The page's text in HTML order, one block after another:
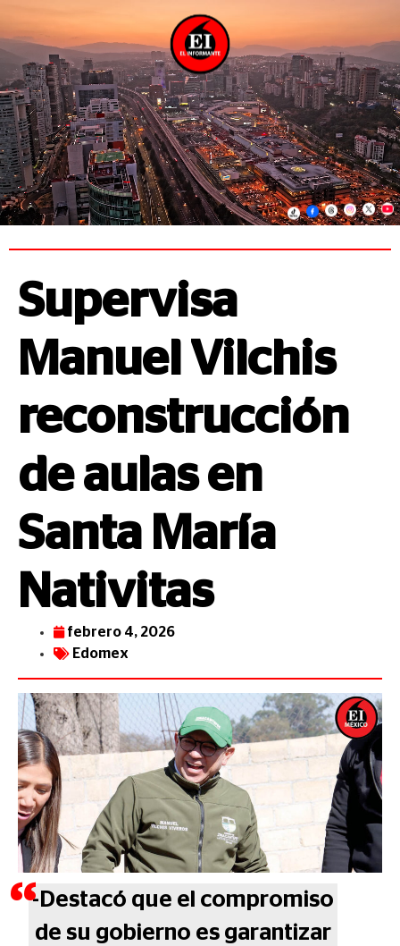
Supervisa
Manuel Vilchis
reconstrucción
de aulas en
Santa María
Nativitas
febrero 4, 2026
Edomex
-Destacó que el compromiso
de su gobierno es garantizar